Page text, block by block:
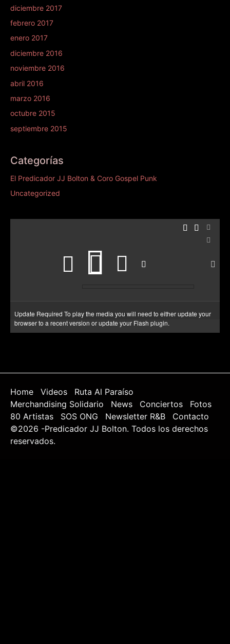
diciembre 2017
febrero 2017
enero 2017
diciembre 2016
noviembre 2016
abril 2016
marzo 2016
octubre 2015
septiembre 2015
Categorías
El Predicador JJ Bolton & Coro Gospel Punk
Uncategorized
Update Required To play the media you will need to either update your
browser to a recent version or update your Flash plugin.
Home Videos
Ruta Al Paraíso
Merchandising Solidario
News Conciertos
Fotos
80 Artistas
SOS ONG Newsletter R&B
Contacto
©2026 -Predicador JJ Bolton. Todos los derechos
reservados.